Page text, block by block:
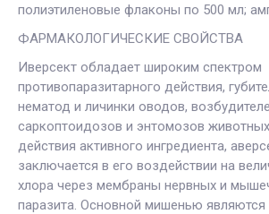
полиэтиленовые флаконы по 500 мл;
ФАРМАКОЛОГИЧЕСКИЕ СВОЙСТВА
Иверсект обладает широким спектром
противопаразитарного действия,
нематод и личинки оводов,
саркоптоидозов и энтомозов
действия активного ингредиента,
заключается в его воздействии на
хлора через мембраны нервных и
паразита. Основной мишенью являются